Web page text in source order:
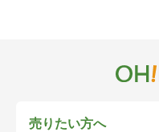
売りたい方へ